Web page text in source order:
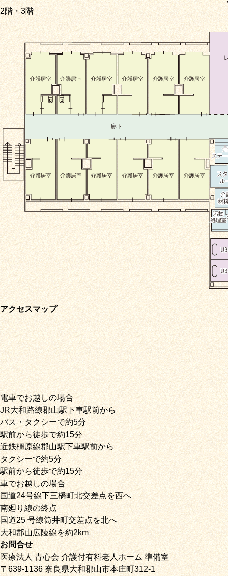
2階・3階
アクセスマップ
電車でお越しの場合
JR大和路線郡山駅下車駅前から
バス・タクシーで約5分
駅前から徒歩で約15分
近鉄橿原線郡山駅下車駅前から
タクシーで約5分
駅前から徒歩で約15分
車でお越しの場合
国道24号線下三橋町北交差点を西へ
南廻り線の終点
国道25 号線筒井町交差点を北へ
大和郡山広陵線を約2km
お問合せ
医療法人 青心会 介護付有料老人ホーム 準備室
〒639-1136 奈良県大和郡山市本庄町312-1